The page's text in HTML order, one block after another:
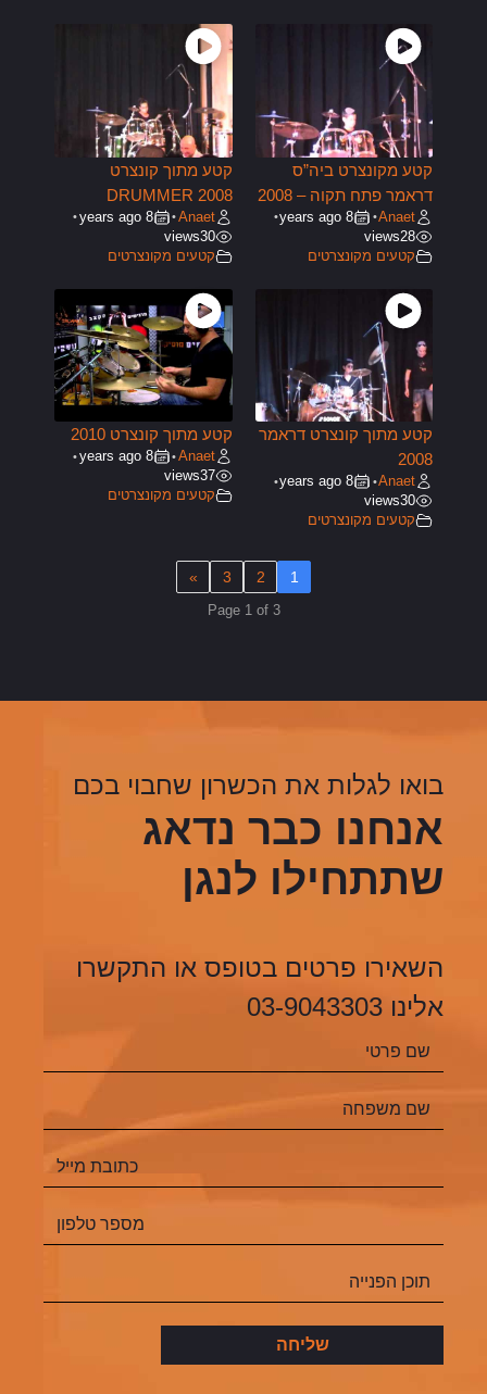
קטע מקונצרט ביה”ס
דראמר פתח תקוה – 2008
Anaet
•
8 years ago
•
28
views
קטעים מקונצרטים
קטע מתוך קונצרט
DRUMMER 2008
Anaet
•
8 years ago
•
30
views
קטעים מקונצרטים
קטע מתוך קונצרט דראמר
2008
Anaet
•
8 years ago
•
30
views
קטעים מקונצרטים
קטע מתוך קונצרט 2010
Anaet
•
8 years ago
•
37
views
קטעים מקונצרטים
1
2
3
»
Page 1 of 3
בואו לגלות את הכשרון שחבוי בכם
אנחנו כבר נדאג
שתתחילו לנגן
השאירו פרטים בטופס או התקשרו
אלינו 03-9043303